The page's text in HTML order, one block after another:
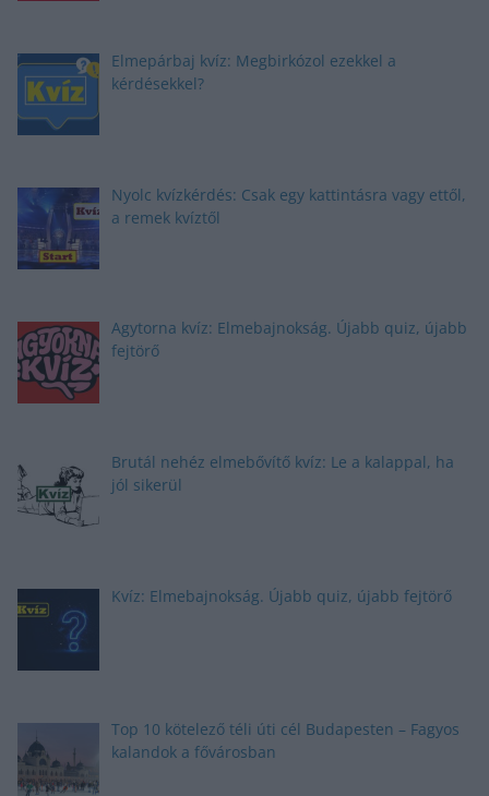
Elmepárbaj kvíz: Megbirkózol ezekkel a
kérdésekkel?
Nyolc kvízkérdés: Csak egy kattintásra vagy ettől,
a remek kvíztől
Agytorna kvíz: Elmebajnokság. Újabb quiz, újabb
fejtörő
Brutál nehéz elmebővítő kvíz: Le a kalappal, ha
jól sikerül
Kvíz: Elmebajnokság. Újabb quiz, újabb fejtörő
Top 10 kötelező téli úti cél Budapesten – Fagyos
kalandok a fővárosban